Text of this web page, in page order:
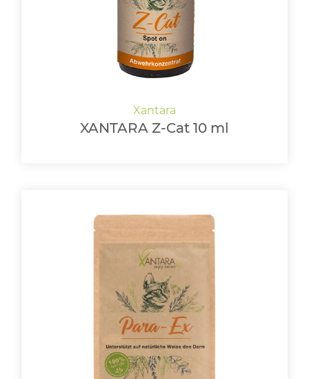
XANTARA Z-Cat 10 ml